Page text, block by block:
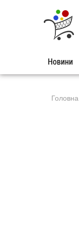
Новини
Головна